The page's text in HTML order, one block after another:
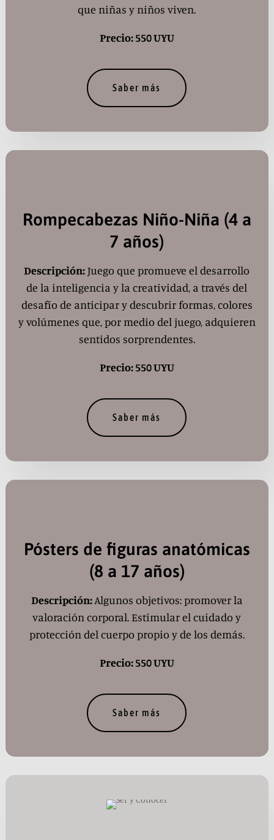
que niñas y niños viven.
Precio: 550 UYU
Saber más
Rompecabezas Niño-Niña (4 a
7 años)
Descripción:Juego que promueve el desarrollo
de la inteligencia y la creatividad, a través del
desafío de anticipar y descubrir formas, colores
y volúmenes que, por medio del juego, adquieren
sentidos sorprendentes.
Precio: 550 UYU
Saber más
Pósters de figuras anatómicas
(8 a 17 años)
Descripción:Algunos objetivos: promover la
valoración corporal. Estimular el cuidado y
protección del cuerpo propio y de los demás.
Precio: 550 UYU
Saber más